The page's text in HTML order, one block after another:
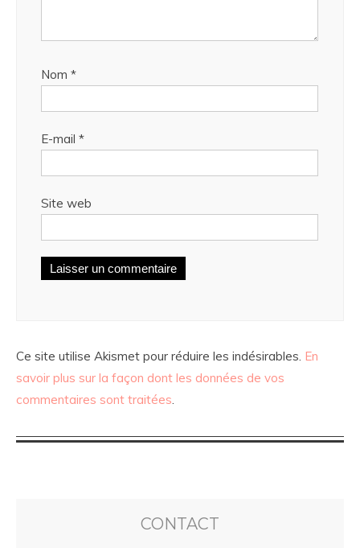
Nom *
E-mail *
Site web
Ce site utilise Akismet pour réduire les indésirables. En
savoir plus sur la façon dont les données de vos
commentaires sont traitées.
CONTACT